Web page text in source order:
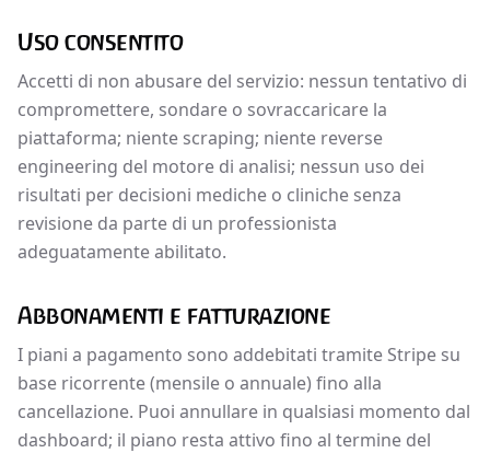
Uso consentito
Accetti di non abusare del servizio: nessun tentativo di
compromettere, sondare o sovraccaricare la
piattaforma; niente scraping; niente reverse
engineering del motore di analisi; nessun uso dei
risultati per decisioni mediche o cliniche senza
revisione da parte di un professionista
adeguatamente abilitato.
Abbonamenti e fatturazione
I piani a pagamento sono addebitati tramite Stripe su
base ricorrente (mensile o annuale) fino alla
cancellazione. Puoi annullare in qualsiasi momento dal
dashboard; il piano resta attivo fino al termine del